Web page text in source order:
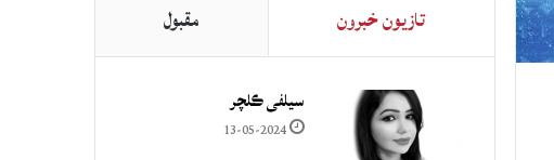
تازيون خبرون مقبول
سيلفي ڪلچر
13-05-2024